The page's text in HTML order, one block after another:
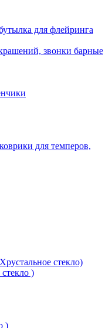
для флейринга
звонки барные
для темперов,
стекло)
)
)